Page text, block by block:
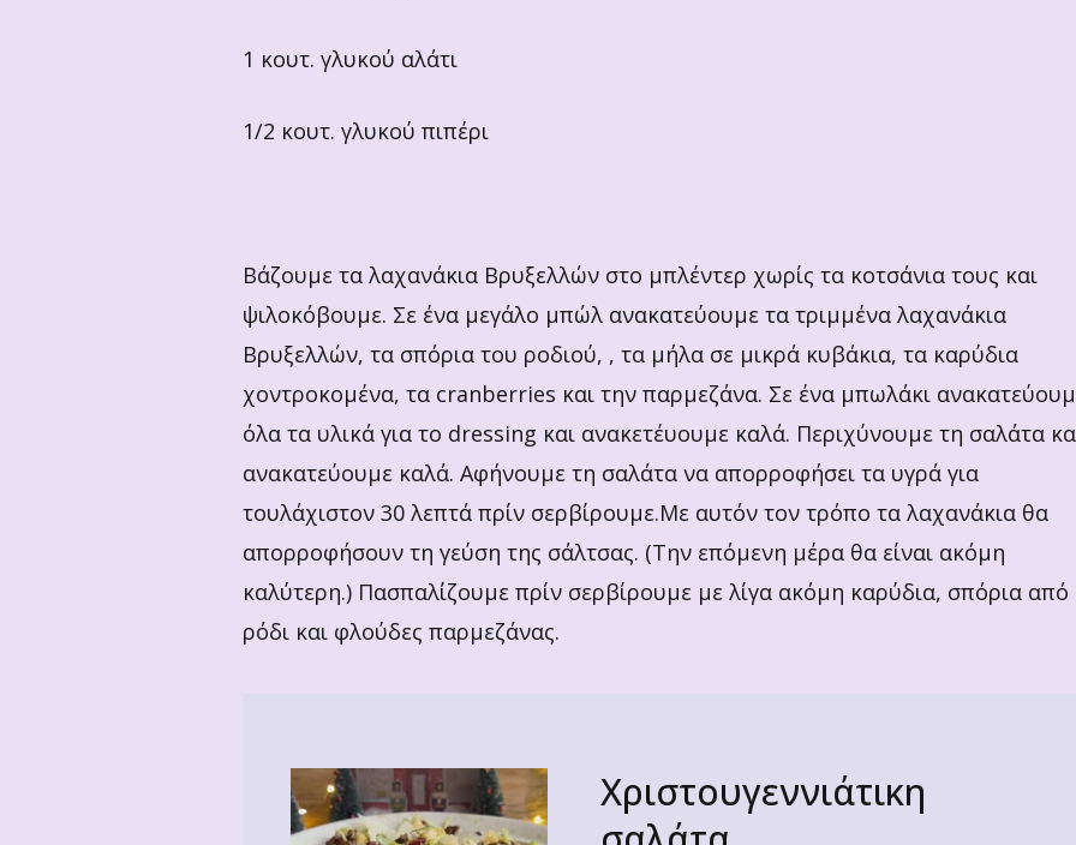
1 κουτ. γλυκού αλάτι
1/2 κουτ. γλυκού πιπέρι
Βάζουμε τα λαχανάκια Βρυξελλών στο μπλέντερ χωρίς τα κοτσάνια τους και
ψιλοκόβουμε. Σε ένα μεγάλο μπώλ ανακατεύουμε τα τριμμένα λαχανάκια
Βρυξελλών, τα σπόρια του ροδιού, , τα μήλα σε μικρά κυβάκια, τα καρύδια
χοντροκομένα, τα cranberries και την παρμεζάνα. Σε ένα μπωλάκι
όλα τα υλικά για το dressing και ανακετέυουμε καλά. Περιχύνουμε τη σαλάτα
ανακατεύουμε καλά. Αφήνουμε τη σαλάτα να απορροφήσει τα υγρά για
τουλάχιστον 30 λεπτά πρίν σερβίρουμε.Με αυτόν τον τρόπο τα λαχανάκια θα
απορροφήσουν τη γεύση της σάλτσας. (Την επόμενη μέρα θα είναι ακόμη
καλύτερη.) Πασπαλίζουμε πρίν σερβίρουμε με λίγα ακόμη καρύδια, σπόρια από
ρόδι και φλούδες παρμεζάνας.
Χριστουγεννιάτικη